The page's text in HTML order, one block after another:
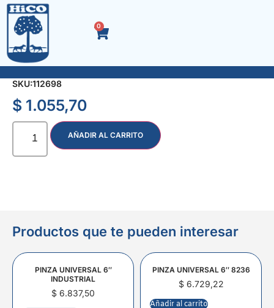
0
SEPARADOR CERAMICA T 11 mm. x 50 u.
SKU:112698
$ 1.055,70
AÑADIR AL CARRITO
Productos que te pueden interesar
PINZA UNIVERSAL 6″
INDUSTRIAL
$ 6.837,50
PINZA UNIVERSAL 6″ 8236
$6.729,22
Añadir al carrito